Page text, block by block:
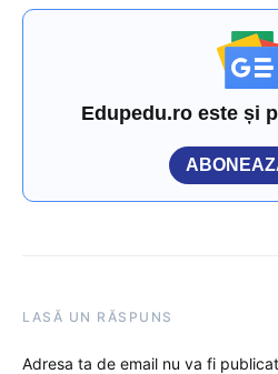
Edupedu.ro este și
LASĂ UN RĂSPUNS
Adresa ta de email nu va fi